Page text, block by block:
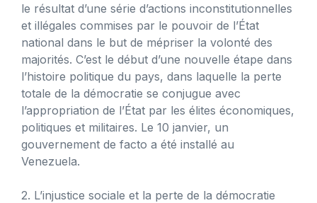
le résultat d’une série d’actions inconstitutionnelles
et illégales commises par le pouvoir de l’État
national dans le but de mépriser la volonté des
majorités. C’est le début d’une nouvelle étape dans
l’histoire politique du pays, dans laquelle la perte
totale de la démocratie se conjugue avec
l’appropriation de l’État par les élites économiques,
politiques et militaires. Le 10 janvier, un
gouvernement de facto a été installé au
Venezuela.
2. L’injustice sociale et la perte de la démocratie